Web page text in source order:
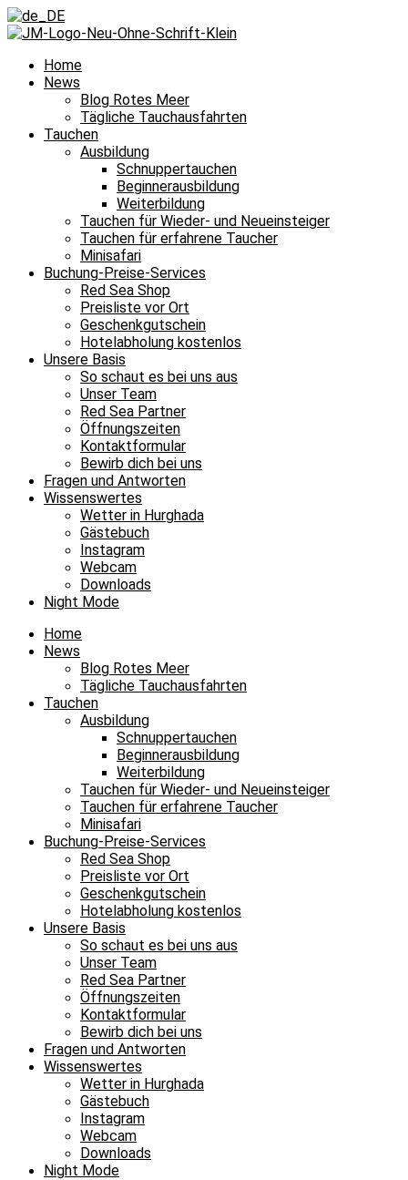
Home
News
Blog Rotes Meer
Tägliche Tauchausfahrten
Tauchen
Ausbildung
Schnuppertauchen
Beginnerausbildung
Weiterbildung
Tauchen für Wieder- und Neueinsteiger
Tauchen für erfahrene Taucher
Minisafari
Buchung-Preise-Services
Red Sea Shop
Preisliste vor Ort
Geschenkgutschein
Hotelabholung kostenlos
Unsere Basis
So schaut es bei uns aus
Unser Team
Red Sea Partner
Öffnungszeiten
Kontaktformular
Bewirb dich bei uns
Fragen und Antworten
Wissenswertes
Wetter in Hurghada
Gästebuch
Instagram
Webcam
Downloads
Night Mode
Home
News
Blog Rotes Meer
Tägliche Tauchausfahrten
Tauchen
Ausbildung
Schnuppertauchen
Beginnerausbildung
Weiterbildung
Tauchen für Wieder- und Neueinsteiger
Tauchen für erfahrene Taucher
Minisafari
Buchung-Preise-Services
Red Sea Shop
Preisliste vor Ort
Geschenkgutschein
Hotelabholung kostenlos
Unsere Basis
So schaut es bei uns aus
Unser Team
Red Sea Partner
Öffnungszeiten
Kontaktformular
Bewirb dich bei uns
Fragen und Antworten
Wissenswertes
Wetter in Hurghada
Gästebuch
Instagram
Webcam
Downloads
Night Mode